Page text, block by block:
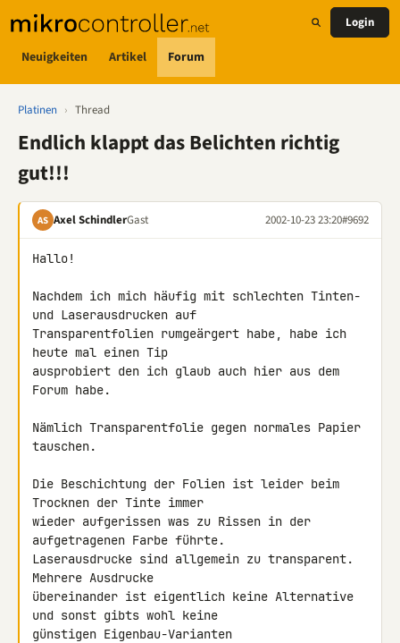
Neuigkeiten Artikel Forum
Login
Platinen › Thread
Endlich klappt das Belichten richtig
gut!!!
AS Axel SchindlerGast 2002-10-23 23:20#9692
Hallo!
Nachdem ich mich häufig mit schlechten Tinten-
und Laserausdrucken auf
Transparentfolien rumgeärgert habe, habe ich
heute mal einen Tip
ausprobiert den ich glaub auch hier aus dem
Forum habe.
Nämlich Transparentfolie gegen normales Papier
tauschen.
Die Beschichtung der Folien ist leider beim
Trocknen der Tinte immer
wieder aufgerissen was zu Rissen in der
aufgetragenen Farbe führte.
Laserausdrucke sind allgemein zu transparent.
Mehrere Ausdrucke
übereinander ist eigentlich keine Alternative
und sonst gibts wohl keine
günstigen Eigenbau-Varianten